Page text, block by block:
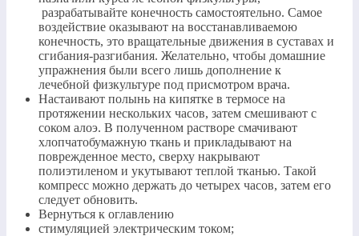
разрабатывайте конечность самостоятельно. Самое
воздействие оказывают на восстанавливаемою
конечность, это вращательные движения в суставах и
сгибания-разгибания. Желательно, чтобы домашние
упражнения были всего лишь дополнение к
лечебной физкультуре под присмотром врача.​
​Настаивают полынь на кипятке в термосе на
протяжении нескольких часов, затем смешивают с
соком алоэ. В полученном растворе смачивают
хлопчатобумажную ткань и прикладывают на
поврежденное место, сверху накрывают
полиэтиленом и укутывают теплой тканью. Такой
компресс можно держать до четырех часов, затем его
следует обновить.​
​Вернуться к оглавлению​
​стимуляцией электрическим током;​